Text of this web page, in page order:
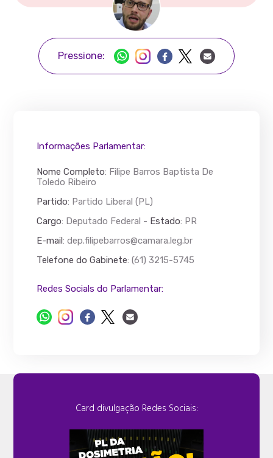
Pressione:
Informações Parlamentar:
Nome Completo: Filipe Barros Baptista De
Toledo Ribeiro
Partido: Partido Liberal (PL)
Cargo: Deputado Federal - Estado: PR
E-mail:dep.filipebarros@camara.leg.br
Telefone do Gabinete: (61) 3215-5745
Redes Socials do Parlamentar:
Card divulgação Redes Sociais: